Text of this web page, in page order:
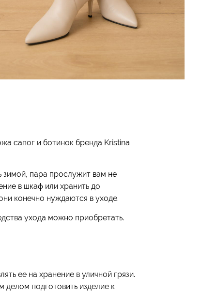
сапог и ботинок бренда Kristina
зимой, пара прослужит вам не
в шкаф или хранить до
конечно нуждаются в уходе.
ухода можно приобретать.
ее на хранение в уличной грязи.
подготовить изделие к